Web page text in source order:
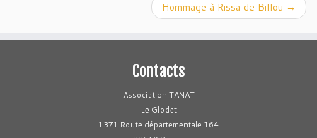
Hommage à Rissa de Billou →
Contacts
Association TANAT
Le Glodet
1371 Route départementale 164